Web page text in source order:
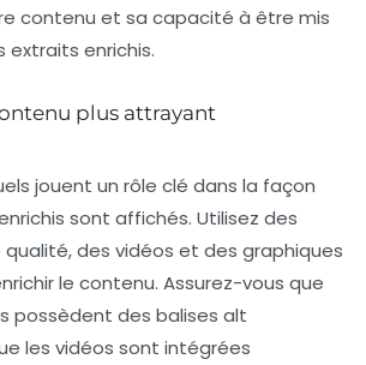
contenu et sa capacité à être mis
extraits enrichis.
plus attrayant
jouent un rôle clé dans la façon
sont affichés. Utilisez des
des vidéos et des graphiques
le contenu. Assurez-vous que
possèdent des balises alt
les vidéos sont intégrées